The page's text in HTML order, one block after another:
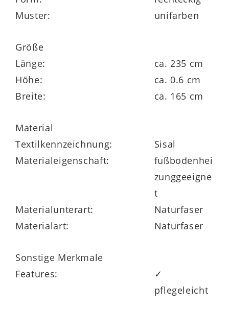
Maße ca. 165 x 235 cm (BxL)
Florhöhe ca. 6 mm
lieferbar
Muster:
unifarben
Größe
Länge:
ca. 235 cm
Höhe:
ca. 0.6 cm
Breite:
ca. 165 cm
Material
Textilkennzeichnung:
Sisal
Materialeigenschaft:
fußbodenhei
zunggeeigne
t
Materialunterart:
Naturfaser
Materialart:
Naturfaser
Sonstige Merkmale
Features:
✓
pflegeleicht